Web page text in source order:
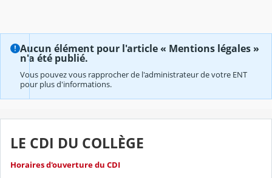
Aucun élément pour l'article « Mentions légales »
n'a été publié.
Vous pouvez vous rapprocher de l'administrateur de votre ENT
pour plus d'informations.
LE CDI DU COLLÈGE
Horaires d'ouverture du CDI